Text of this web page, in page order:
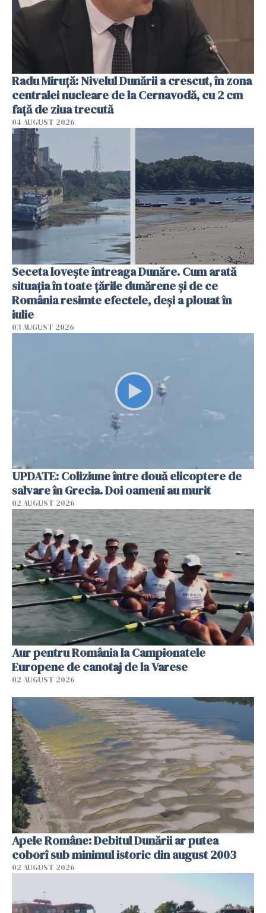
Radu Miruţă: Nivelul Dunării a crescut, în zona
centralei nucleare de la Cernavodă, cu 2 cm
faţă de ziua trecută
04 AUGUST 2026
Seceta lovește întreaga Dunăre. Cum arată
situația în toate țările dunărene și de ce
România resimte efectele, deși a plouat în
iulie
03 AUGUST 2026
UPDATE: Coliziune între două elicoptere de
salvare în Grecia. Doi oameni au murit
02 AUGUST 2026
Aur pentru România la Campionatele
Europene de canotaj de la Varese
02 AUGUST 2026
Apele Române: Debitul Dunării ar putea
coborî sub minimul istoric din august 2003
02 AUGUST 2026